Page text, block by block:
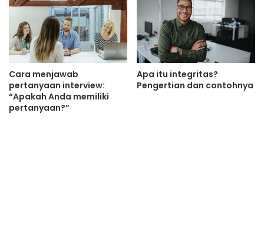
Cara menjawab
pertanyaan interview:
“Apakah Anda memiliki
pertanyaan?”
Apa itu integritas?
Pengertian dan contohnya